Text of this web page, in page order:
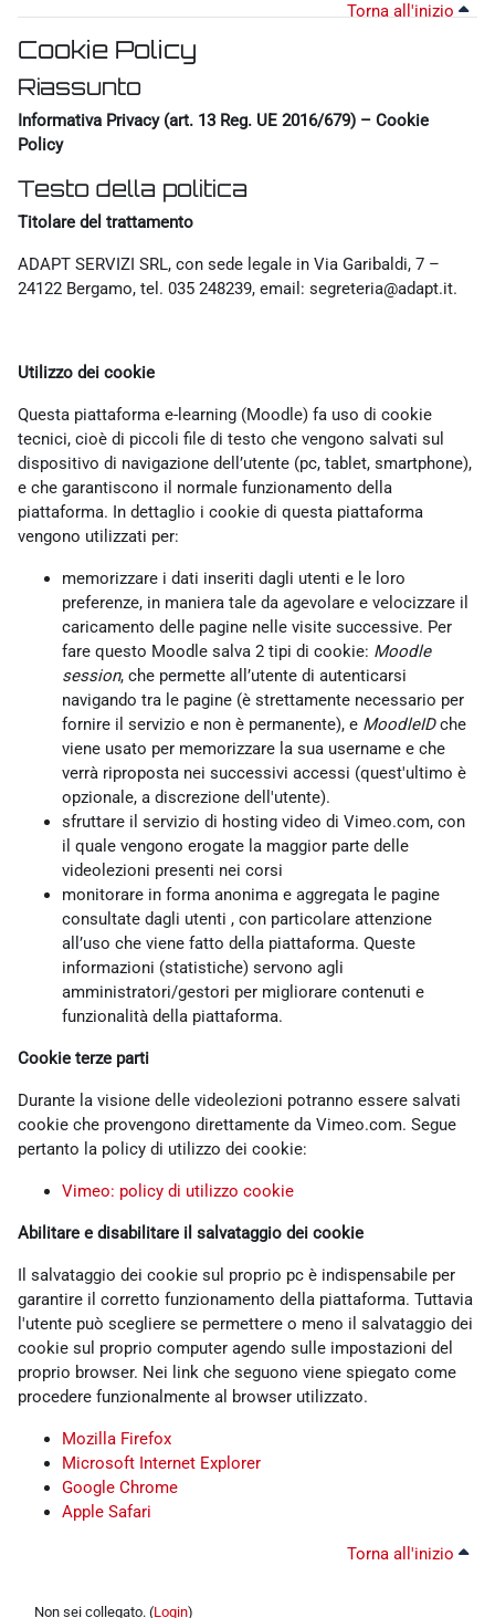
Torna all'inizio
Cookie Policy
Riassunto
Informativa Privacy (art. 13 Reg. UE 2016/679) – Cookie
Policy
Testo della politica
Titolare del trattamento
ADAPT SERVIZI SRL, con sede legale in Via Garibaldi, 7 –
24122 Bergamo, tel. 035 248239, email: segreteria@adapt.it.
Utilizzo dei cookie
Questa piattaforma e-learning (Moodle) fa uso di cookie
tecnici, cioè di piccoli file di testo che vengono salvati sul
dispositivo di navigazione dell’utente (pc, tablet, smartphone),
e che garantiscono il normale funzionamento della
piattaforma. In dettaglio i cookie di questa piattaforma
vengono utilizzati per:
memorizzare i dati inseriti dagli utenti e le loro
preferenze, in maniera tale da agevolare e velocizzare il
caricamento delle pagine nelle visite successive. Per
fare questo Moodle salva 2 tipi di cookie: Moodle
session, che permette all’utente di autenticarsi
navigando tra le pagine (è strettamente necessario per
fornire il servizio e non è permanente), e MoodleIDche
viene usato per memorizzare la sua username e che
verrà riproposta nei successivi accessi (quest'ultimo è
opzionale, a discrezione dell'utente).
sfruttare il servizio di hosting video di Vimeo.com, con
il quale vengono erogate la maggior parte delle
videolezioni presenti nei corsi
monitorare in forma anonima e aggregata le pagine
consultate dagli utenti , con particolare attenzione
all’uso che viene fatto della piattaforma. Queste
informazioni (statistiche) servono agli
amministratori/gestori per migliorare contenuti e
funzionalità della piattaforma.
Cookie terze parti
Durante la visione delle videolezioni potranno essere salvati
cookie che provengono direttamente da Vimeo.com. Segue
pertanto la policy di utilizzo dei cookie:
Vimeo: policy di utilizzo cookie
Abilitare e disabilitare il salvataggio dei cookie
Il salvataggio dei cookie sul proprio pc è indispensabile per
garantire il corretto funzionamento della piattaforma. Tuttavia
l'utente può scegliere se permettere o meno il salvataggio dei
cookie sul proprio computer agendo sulle impostazioni del
proprio browser. Nei link che seguono viene spiegato come
procedere funzionalmente al browser utilizzato.
Mozilla Firefox
Microsoft Internet Explorer
Google Chrome
Apple Safari
Torna all'inizio
Non sei collegato. (Login)